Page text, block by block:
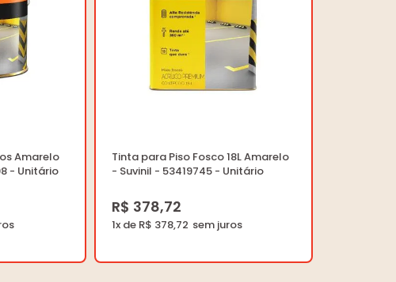
Amarelo
- Unitário
Tinta para Piso Fosco 18L Amarelo
- Suvinil - 53419745 - Unitário
R$ 378,72
1x de R$ 378,72